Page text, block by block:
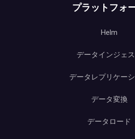
プラットフォ
Helm
データインジェ
データレプリケー
データ変換
データロード